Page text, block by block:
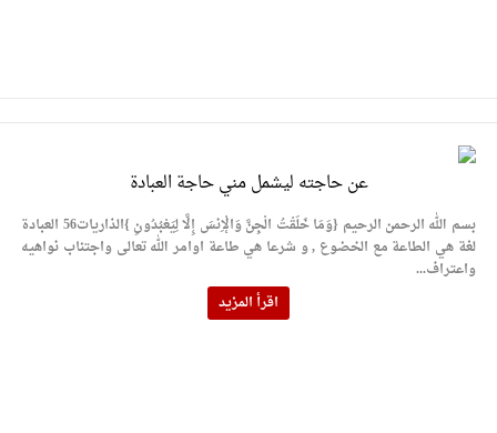
عن حاجته ليشمل مني حاجة العبادة
بسم الله الرحمن الرحيم {وَمَا خَلَقْتُ الْجِنَّ وَالْإِنسَ إِلَّا لِيَعْبُدُونِ }الذاريات56 العبادة
لغة هي الطاعة مع الخضوع , و شرعا هي طاعة اوامر الله تعالى واجتناب نواهيه
واعتراف...
اقرأ المزيد